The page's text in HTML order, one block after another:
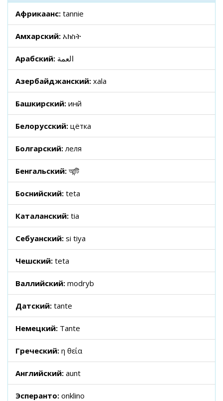
Африкаанс: tannie
Амхарский: አክስት
Арабский: العمة
Азербайджанский: xala
Башкирский: инәй
Белорусский: цётка
Болгарский:леля
Бенгальский: আন্টি
Боснийский: teta
Каталанский: tia
Себуанский: si tiya
Чешский: teta
Валлийский: modryb
Датский: tante
Немецкий: Tante
Греческий: η θεία
Английский: aunt
Эсперанто: onklino